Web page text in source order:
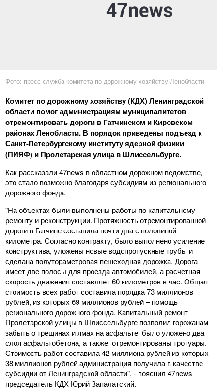
Фото: пресс-служба комитета по дорожному хозяйству Ленобласти
Комитет по дорожному хозяйству (КДХ) Ленинградской
области помог администрациям муниципалитетов
отремонтировать дороги в Гатчинском и Кировском
районах Ленобласти. В порядок приведены подъезд к
Санкт-Петербургскому институту ядерной физики
(ПИЯФ) и Пролетарская улица в Шлиссельбурге.
Как рассказали 47news в областном дорожном ведомстве,
это стало возможно благодаря субсидиям из регионального
дорожного фонда.
"На объектах были выполнены работы по капитальному
ремонту и реконструкции. Протяжность отремонтированной
дороги в Гатчине составила почти два с половиной
километра. Согласно контракту, было выполнено усиление
конструктива, уложены новые водопропускные трубы и
сделана полутораметровая пешеходная дорожка. Дорога
имеет две полосы для проезда автомобилей, а расчетная
скорость движения составляет 60 километров в час. Общая
стоимость всех работ составила порядка 73 миллионов
рублей, из которых 69 миллионов рублей – помощь
регионального дорожного фонда. Капитальный ремонт
Пролетарской улицы в Шлиссельбурге позволил горожанам
забыть о трещинах и ямах на асфальте: было уложено два
слоя асфальтобетона, а также отремонтированы тротуары.
Стоимость работ составила 42 миллиона рублей из которых
38 миллионов рублей администрация получила в качестве
субсидии от Ленинградской области", - пояснил 47news
председатель КДХ Юрий Запалатский.